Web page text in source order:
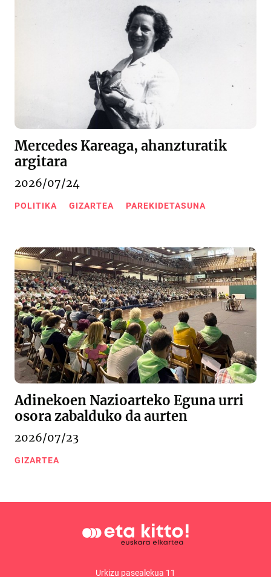
Mercedes Kareaga, ahanzturatik
argitara
2026/07/24
POLITIKA GIZARTEA PAREKIDETASUNA
Adinekoen Nazioarteko Eguna urri
osora zabalduko da aurten
2026/07/23
GIZARTEA
Urkizu pasealekua 11